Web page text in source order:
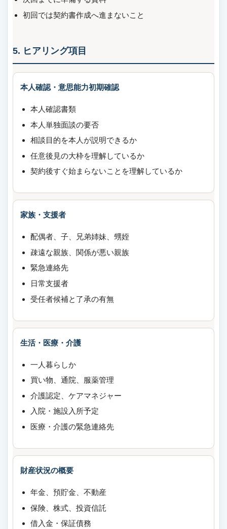
初回では契約書作成へ進まないこと
5. ヒアリング項目
本人確認・意思能力初期確認
本人確認書類
本人単独面談の要否
相談目的を本人が説明できるか
任意後見の大枠を理解しているか
契約後すぐ始まらないことを理解しているか
家族・支援者
配偶者、子、兄弟姉妹、甥姪
疎遠な親族、関係が悪い親族
緊急連絡先
日常支援者
受任者候補と了承の有無
生活・医療・介護
一人暮らしか
買い物、通院、服薬管理
介護認定、ケアマネジャー
入院・施設入所予定
医療・介護の緊急連絡先
財産状況の概要
年金、預貯金、不動産
保険、株式、投資信託
借入金・保証債務